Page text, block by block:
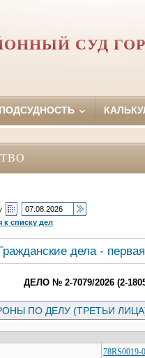
СУД
к списку дел
дела -
ДЕЛО № 2-7079/2026 (2-
ПО ДЕЛУ (ТРЕТЬИ
78RS0019-